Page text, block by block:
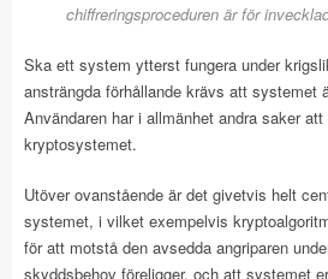
chiffreringsproceduren är för
Ska ett system ytterst fungera under
ansträngda förhållande krävs att systemet
Användaren har i allmänhet andra saker
kryptosystemet.
Utöver ovanstående är det givetvis helt
systemet, i vilket exempelvis
för att motstå den avsedda angriparen
skyddsbehov föreligger, och att systemet